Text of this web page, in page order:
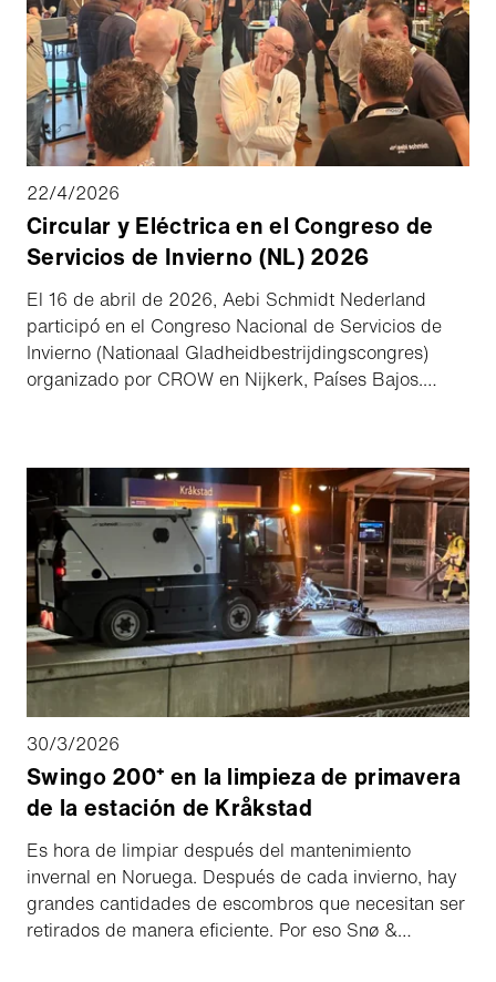
22/4/2026
Circular y Eléctrica en el Congreso de
Servicios de Invierno (NL) 2026
El 16 de abril de 2026, Aebi Schmidt Nederland
participó en el Congreso Nacional de Servicios de
Invierno (Nationaal Gladheidbestrijdingscongres)
organizado por CROW en Nijkerk, Países Bajos.
centró en temas de actualidad como la
sostenibilidad, el uso eficiente de los equipos y la
creciente necesidad de servicios invernales bien
organizados.
30/3/2026
Swingo 200⁺ en la limpieza de primavera
de la estación de Kråkstad
Es hora de limpiar después del mantenimiento
invernal en Noruega. Después de cada invierno, hay
grandes cantidades de escombros que necesitan ser
retirados de manera eficiente. Por eso Snø &